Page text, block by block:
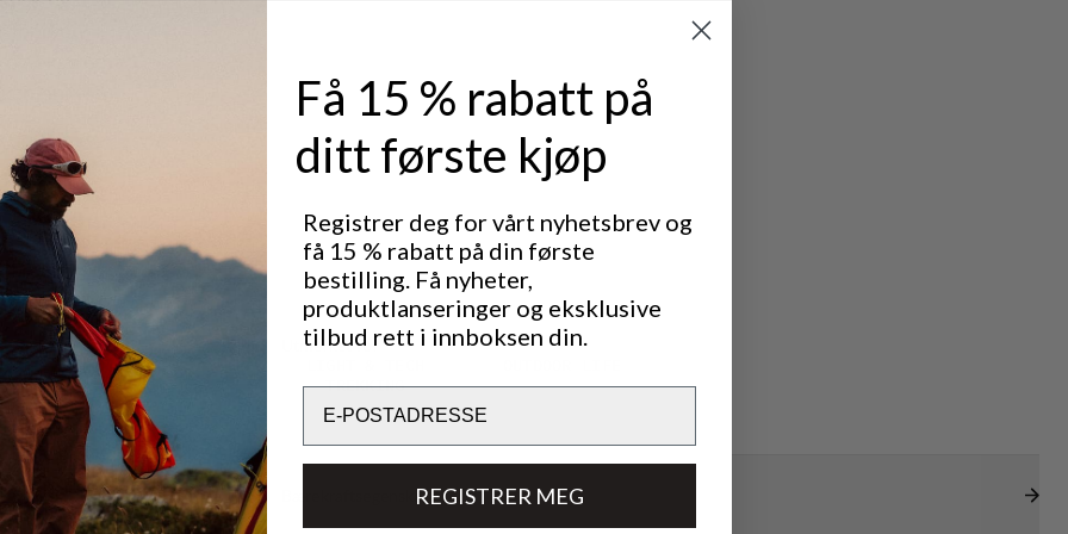
en
ekstremt
enkel å
og
smuss.
Utmerket for
TREKKING
Bærekraftsegenskaper
Få 15 % rabatt på
ditt første kjøp
Registrer deg for vårt nyhetsbrev og
få 15 % rabatt på din første
bestilling. Få nyheter,
produktlanseringer og eksklusive
tilbud rett i innboksen din.
REGISTRER MEG